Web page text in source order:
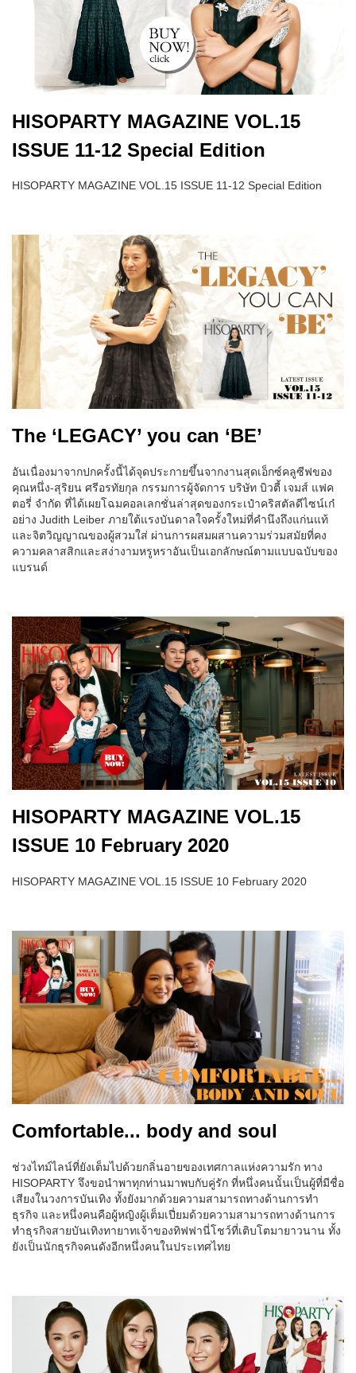
HISOPARTY MAGAZINE VOL.15
ISSUE 11-12 Special Edition
HISOPARTY MAGAZINE VOL.15 ISSUE 11-12 Special Edition
The ‘LEGACY’ you can ‘BE’
อันเนื่องมาจากปกครั้งนี้ได้จุดประกายขึ้นจากงานสุดเอ็กซ์คลูซีฟของ
คุณหนึ่ง-สุริยน ศรีอรทัยกุล กรรมการผู้จัดการ บริษัท บิวตี้ เจมส์ แฟค
ตอรี่ จำกัด ที่ได้เผยโฉมคอลเลกชั่นล่าสุดของกระเป๋าคริสตัลดีไซน์เก๋
อย่าง Judith Leiber ภายใต้แรงบันดาลใจครั้งใหม่ที่คำนึงถึงแก่นแท้
และจิตวิญญาณของผู้สวมใส่ ผ่านการผสมผสานความร่วมสมัยที่คง
ความคลาสสิกและสง่างามหรูหราอันเป็นเอกลักษณ์ตามแบบฉบับของ
แบรนด์
HISOPARTY MAGAZINE VOL.15
ISSUE 10 February 2020
HISOPARTY MAGAZINE VOL.15 ISSUE 10 February 2020
Comfortable... body and soul
ช่วงไทม์ไลน์ที่ยังเต็มไปด้วยกลิ่นอายของเทศกาลแห่งความรัก ทาง
HISOPARTY จึงขอนำพาทุกท่านมาพบกับคู่รัก ที่หนึ่งคนนั้นเป็นผู้ที่มีชื่อ
เสียงในวงการบันเทิง ทั้งยังมากด้วยความสามารถทางด้านการทำ
ธุรกิจ และหนึ่งคนคือผู้หญิงผู้เต็มเปี่ยมด้วยความสามารถทางด้านการ
ทำธุรกิจสายบันเทิงทายาทเจ้าของทิฟฟานี่โชว์ที่เติบโตมายาวนาน ทั้ง
ยังเป็นนักธุรกิจคนดังอีกหนึ่งคนในประเทศไทย